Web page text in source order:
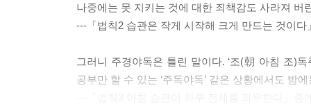
나중에는 못 지키는 것에 대한 죄책감도 사라져 버
---「법칙2 습관은 작게 시작해 크게 만드는 것이다
그러니 주경야독은 틀린 말이다. ‘조(朝 아침 조)
공부만 할 수 있는 ‘주독야독’ 같은 상황에서도 밤